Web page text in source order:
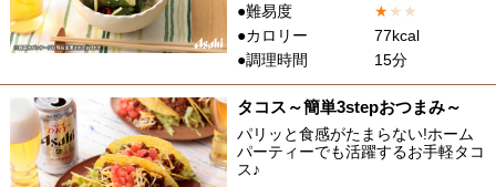
●難易度
★★ ★
●カロリー
77kcal
●調理時間
15分
タコス～簡単3stepおつまみ～
パリッと食感がたまらない!ホーム
パーティーでも活躍するお手軽タコ
ス♪